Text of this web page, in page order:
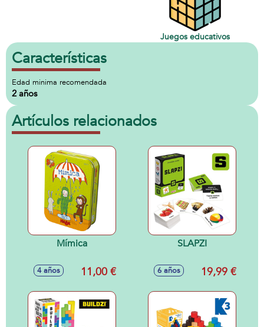
Juegos educativos
Características
Edad minima recomendada
2 años
Artículos relacionados
Mímica
4 años 11,00 €
SLAPZI
6 años 19,99 €